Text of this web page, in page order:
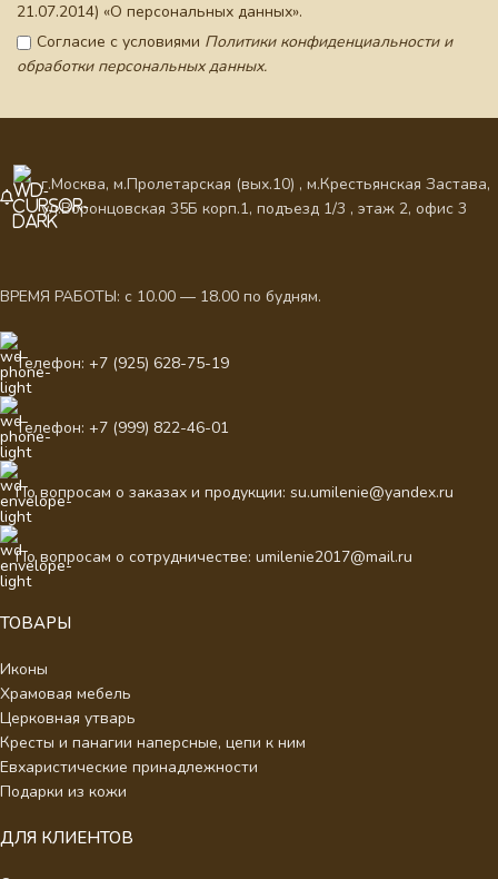
21.07.2014) «О персональных данных».
Согласие с условиями Политики конфиденциальности и
обработки персональных данных.
г.Москва, м.Пролетарская (вых.10) , м.Крестьянская Застава,
ул.Воронцовская 35Б корп.1, подъезд 1/3 , этаж 2, офис 3
ВРЕМЯ РАБОТЫ: с 10.00 — 18.00 по будням.
Телефон: +7 (925) 628-75-19
Телефон: +7 (999) 822-46-01
По вопросам о заказах и продукции: su.umilenie@yandex.ru
По вопросам о сотрудничестве: umilenie2017@mail.ru
ТОВАРЫ
Иконы
Храмовая мебель
Церковная утварь
Кресты и панагии наперсные, цепи к ним
Евхаристические принадлежности
Подарки из кожи
ДЛЯ КЛИЕНТОВ